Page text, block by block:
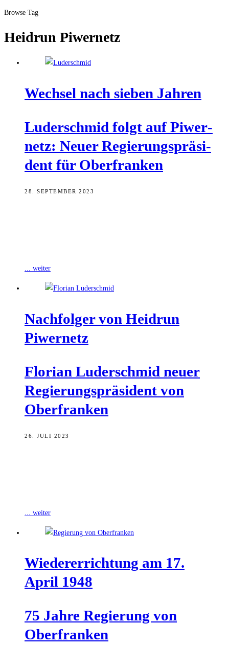
Browse Tag
Heidrun Piwernetz
Wech­sel nach sie­ben Jahren
Luder­schmid folgt auf Piwer­
netz: Neu­er Regie­rungs­prä­si­
dent für Oberfranken
28. SEPTEMBER 2023
... weiter
Nach­fol­ger von Heid­run
Piwernetz
Flo­ri­an Luder­schmid neu­er
Regie­rungs­prä­si­dent von
Oberfranken
26. JULI 2023
... weiter
Wie­der­errich­tung am 17.
April 1948
75 Jah­re Regie­rung von
Oberfranken